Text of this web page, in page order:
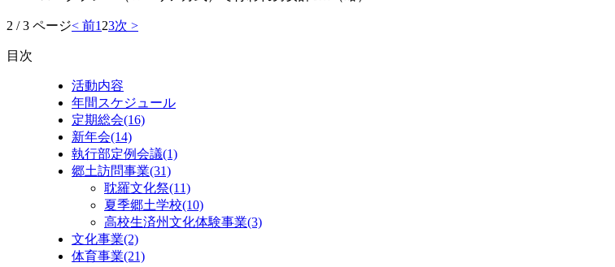
2 / 3 ページ< 前1 23次 >
目次
活動内容
年間スケジュール
定期総会(16)
新年会(14)
執行部定例会議(1)
郷土訪問事業(31)
耽羅文化祭(11)
夏季郷土学校(10)
高校生済州文化体験事業(3)
文化事業(2)
体育事業(21)